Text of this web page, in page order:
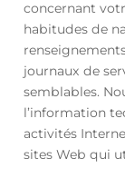
concernant
habitudes de
journaux de
semblables.
l’information
activités
sites Web qui